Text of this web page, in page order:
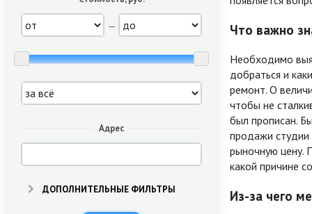
—
Адрес
ДОПОЛНИТЕЛЬНЫЕ ФИЛЬТРЫ
Что важно
Необходимо
добраться и
ремонт. О
чтобы не
был прописан.
продажи студии
рыночную цену.
какой причине
Из-за чего